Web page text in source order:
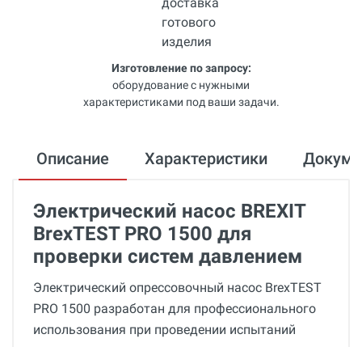
Изготовление по запросу:
оборудование с нужными
характеристиками под ваши задачи.
Описание Характеристики
Электрический насос BREXIT
BrexTEST PRO 1500 для
проверки систем давлением
Электрический опрессовочный насос BrexTEST
PRO 1500 разработан для профессионального
использования при проведении испытаний